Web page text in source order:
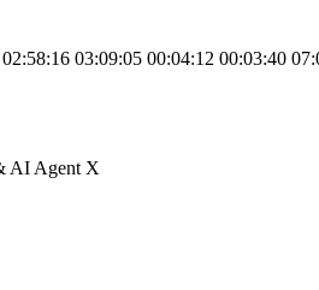
02:58:16 03:09:05 00:04:12 00:03:40
AI Agent X